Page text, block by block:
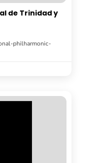
de Trinidad y
philharmonic-